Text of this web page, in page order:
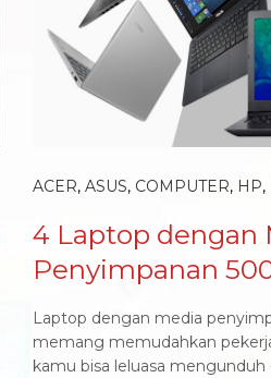
ACER, ASUS, COMPUTER, HP,
4 Laptop dengan
Penyimpanan
Laptop dengan media
memang memudahkan
kamu bisa leluasa